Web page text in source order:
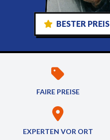
BESTER PREIS
FAIRE PREISE
EXPERTEN VOR ORT